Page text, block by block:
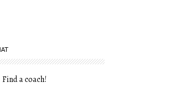
Find a coach!